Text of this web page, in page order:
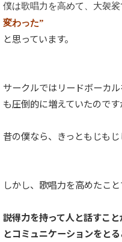
僕は歌唱力を高めて、大袈裟
変わった”
と思っています。
サークルではリードボーカ
も圧倒的に増えていたのです
昔の僕なら、きっともじもじ
しかし、歌唱力を高めたこと
説得力を持って人と話すこ
とコミュニケーションをと